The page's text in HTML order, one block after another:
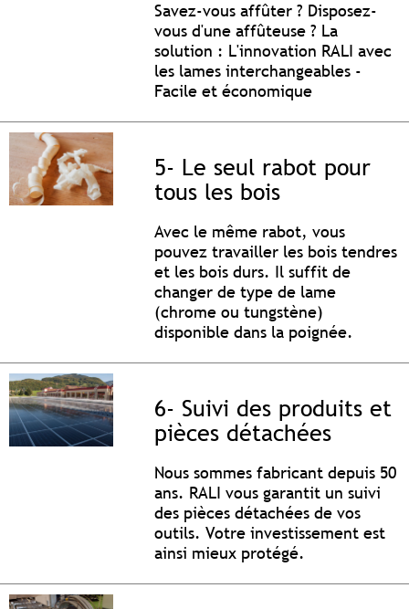
Savez-vous affûter ? Disposez-
vous d'une affûteuse ? La
solution : L'innovation RALI avec
les lames interchangeables -
Facile et économique
5- Le seul rabot pour
tous les bois
Avec le même rabot, vous
pouvez travailler les bois tendres
et les bois durs. Il suffit de
changer de type de lame
(chrome ou tungstène)
disponible dans la poignée.
6- Suivi des produits et
pièces détachées
Nous sommes fabricant depuis 50
ans. RALI vous garantit un suivi
des pièces détachées de vos
outils. Votre investissement est
ainsi mieux protégé.